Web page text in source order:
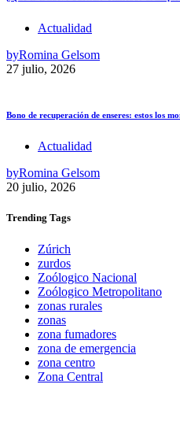
Actualidad
byRomina Gelsom
27 julio, 2026
Bono de recuperación de enseres: estos los
Actualidad
byRomina Gelsom
20 julio, 2026
Trending Tags
Zúrich
zurdos
Zoólogico Nacional
Zoólogico Metropolitano
zonas rurales
zonas
zona fumadores
zona de emergencia
zona centro
Zona Central